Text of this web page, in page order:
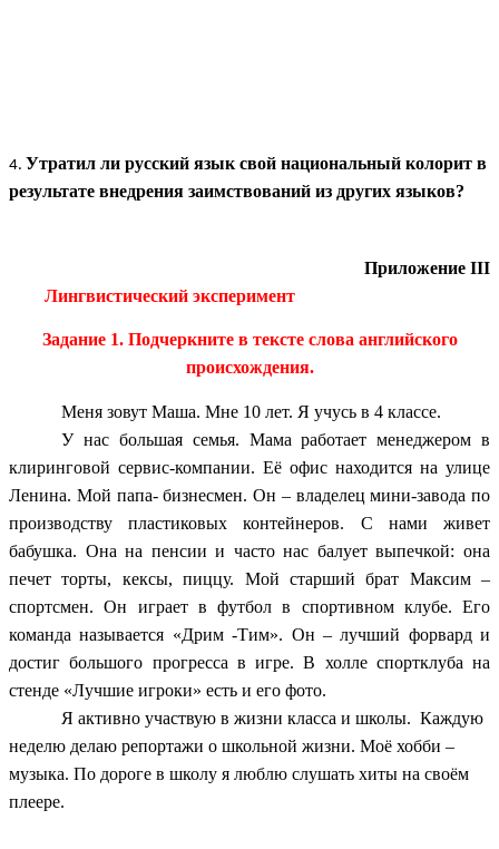
Утратил ли русский язык свой национальный колорит в
результате внедрения заимствований из других языков?
Приложение III
Лингвистический эксперимент
Задание 1. Подчеркните в тексте слова английского
происхождения.
Меня зовут Маша. Мне 10 лет. Я учусь в 4 классе.
У нас большая семья. Мама работает менеджером в
клиринговой сервис-компании. Её офис находится на улице
Ленина. Мой папа- бизнесмен. Он – владелец мини-завода по
производству пластиковых контейнеров. С нами живет
бабушка. Она на пенсии и часто нас балует выпечкой: она
печет торты, кексы, пиццу. Мой старший брат Максим –
спортсмен. Он играет в футбол в спортивном клубе. Его
команда называется «Дрим -Тим». Он – лучший форвард и
достиг большого прогресса в игре. В холле спортклуба на
стенде «Лучшие игроки» есть и его фото.
Я активно участвую в жизни класса и школы. Каждую
неделю делаю репортажи о школьной жизни. Моё хобби –
музыка. По дороге в школу я люблю слушать хиты на своём
плеере.